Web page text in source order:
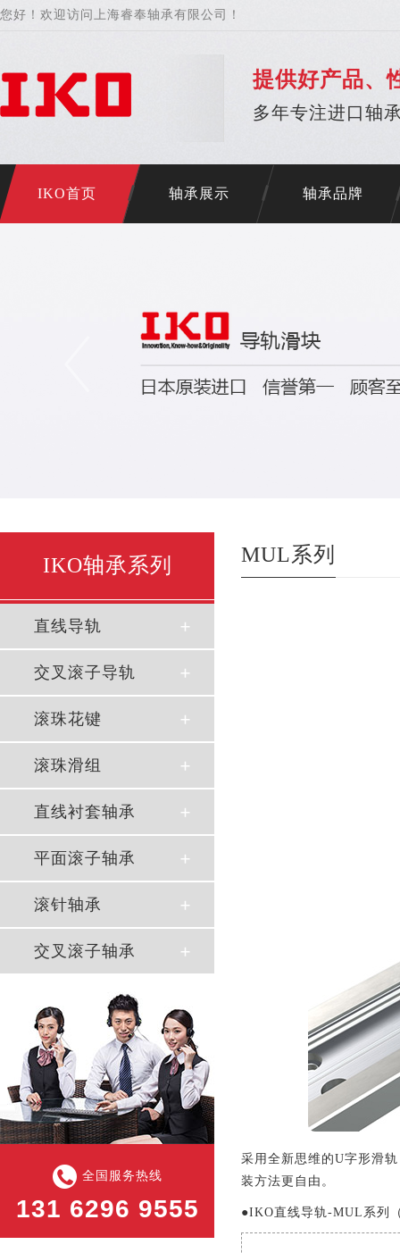
您好！欢迎访问上海睿奉轴承有限公司！
提供好产品、
多年专注进口轴
IKO首页 轴承展示 轴承品牌
IKO轴承系列
直线导轨
交叉滚子导轨
滚珠花键
滚珠滑组
直线衬套轴承
平面滚子轴承
滚针轴承
交叉滚子轴承
全国服务热线
131 6296 9555
MUL系列
采用全新思维的U字形滑
装方法更自由。
●IKO直线导轨-MUL系列